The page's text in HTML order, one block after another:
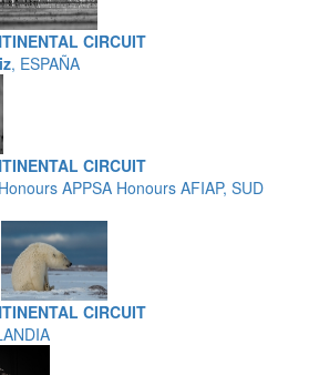
CIRCUIT
, ESPAÑA
CIRCUIT
APPSA Honours AFIAP, SUD
CIRCUIT